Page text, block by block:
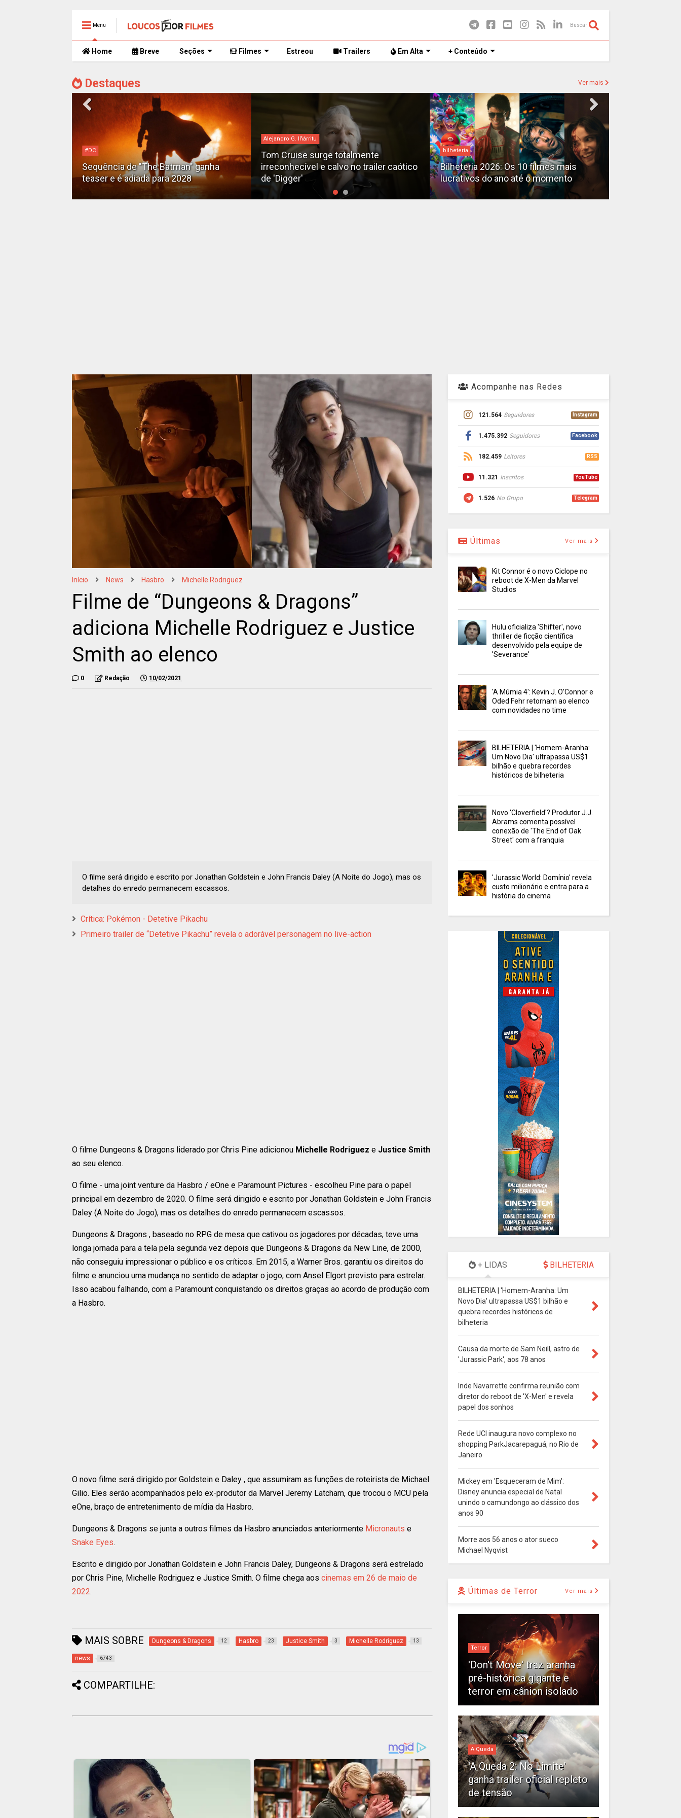
Menu Buscar
Home Breve Seções Filmes Estreou Trailers Em Alta + Conteúdo
Destaques Ver mais
#DC
Sequência de "The Batman" ganha
teaser e é adiada para 2028
Alejandro G. Iñárritu
Tom Cruise surge totalmente
irreconhecível e calvo no trailer caótico
de 'Digger'
bilheteria
Bilheteria 2026: Os 10 filmes mais
lucrativos do ano até o momento
Início News Hasbro Michelle Rodriguez
Filme de “Dungeons & Dragons”
adiciona Michelle Rodriguez e Justice
Smith ao elenco
0 Redação 10/02/2021
O filme será dirigido e escrito por Jonathan Goldstein e John Francis Daley (A Noite do Jogo), mas os
detalhes do enredo permanecem escassos.
Crítica: Pokémon - Detetive Pikachu
Primeiro trailer de “Detetive Pikachu” revela o adorável personagem no live-action
O filme Dungeons & Dragons liderado por Chris Pine adicionou Michelle Rodriguez e Justice Smith
ao seu elenco.
O filme - uma joint venture da Hasbro / eOne e Paramount Pictures - escolheu Pine para o papel
principal em dezembro de 2020. O filme será dirigido e escrito por Jonathan Goldstein e John Francis
Daley (A Noite do Jogo), mas os detalhes do enredo permanecem escassos.
Dungeons & Dragons , baseado no RPG de mesa que cativou os jogadores por décadas, teve uma
longa jornada para a tela pela segunda vez depois que Dungeons & Dragons da New Line, de 2000,
não conseguiu impressionar o público e os críticos. Em 2015, a Warner Bros. garantiu os direitos do
filme e anunciou uma mudança no sentido de adaptar o jogo, com Ansel Elgort previsto para estrelar.
Isso acabou falhando, com a Paramount conquistando os direitos graças ao acordo de produção com
a Hasbro.
O novo filme será dirigido por Goldstein e Daley , que assumiram as funções de roteirista de Michael
Gilio. Eles serão acompanhados pelo ex-produtor da Marvel Jeremy Latcham, que trocou o MCU pela
eOne, braço de entretenimento de mídia da Hasbro.
Dungeons & Dragons se junta a outros filmes da Hasbro anunciados anteriormente Micronauts e
Snake Eyes.
Escrito e dirigido por Jonathan Goldstein e John Francis Daley, Dungeons & Dragons será estrelado
por Chris Pine, Michelle Rodriguez e Justice Smith. O filme chega aos cinemas em 26 de maio de
2022.
MAIS SOBRE Dungeons & Dragons 12 Hasbro 23 Justice Smith 3 Michelle Rodriguez 13
news 6743
COMPARTILHE:
Acompanhe nas Redes
121.564 Seguidores Instagram
1.475.392 Seguidores Facebook
182.459 Leitores RSS
11.321 Inscritos YouTube
1.526 No Grupo Telegram
Últimas Ver mais
Kit Connor é o novo Ciclope no
reboot de X-Men da Marvel
Studios
Hulu oficializa 'Shifter', novo
thriller de ficção científica
desenvolvido pela equipe de
'Severance'
'A Múmia 4': Kevin J. O’Connor e
Oded Fehr retornam ao elenco
com novidades no time
BILHETERIA | 'Homem-Aranha:
Um Novo Dia' ultrapassa US$1
bilhão e quebra recordes
históricos de bilheteria
Novo 'Cloverfield'? Produtor J.J.
Abrams comenta possível
conexão de 'The End of Oak
Street' com a franquia
'Jurassic World: Domínio' revela
custo milionário e entra para a
história do cinema
+ LIDAS BILHETERIA
BILHETERIA | 'Homem-Aranha: Um
Novo Dia' ultrapassa US$1 bilhão e
quebra recordes históricos de
bilheteria
Causa da morte de Sam Neill, astro de
'Jurassic Park', aos 78 anos
Inde Navarrette confirma reunião com
diretor do reboot de 'X-Men' e revela
papel dos sonhos
Rede UCI inaugura novo complexo no
shopping ParkJacarepaguá, no Rio de
Janeiro
Mickey em 'Esqueceram de Mim':
Disney anuncia especial de Natal
unindo o camundongo ao clássico dos
anos 90
Morre aos 56 anos o ator sueco
Michael Nyqvist
Últimas de Terror Ver mais
Terror
'Don't Move' traz aranha
pré-histórica gigante e
terror em cânion isolado
A Queda
'A Queda 2: No Limite'
ganha trailer oficial repleto
de tensão